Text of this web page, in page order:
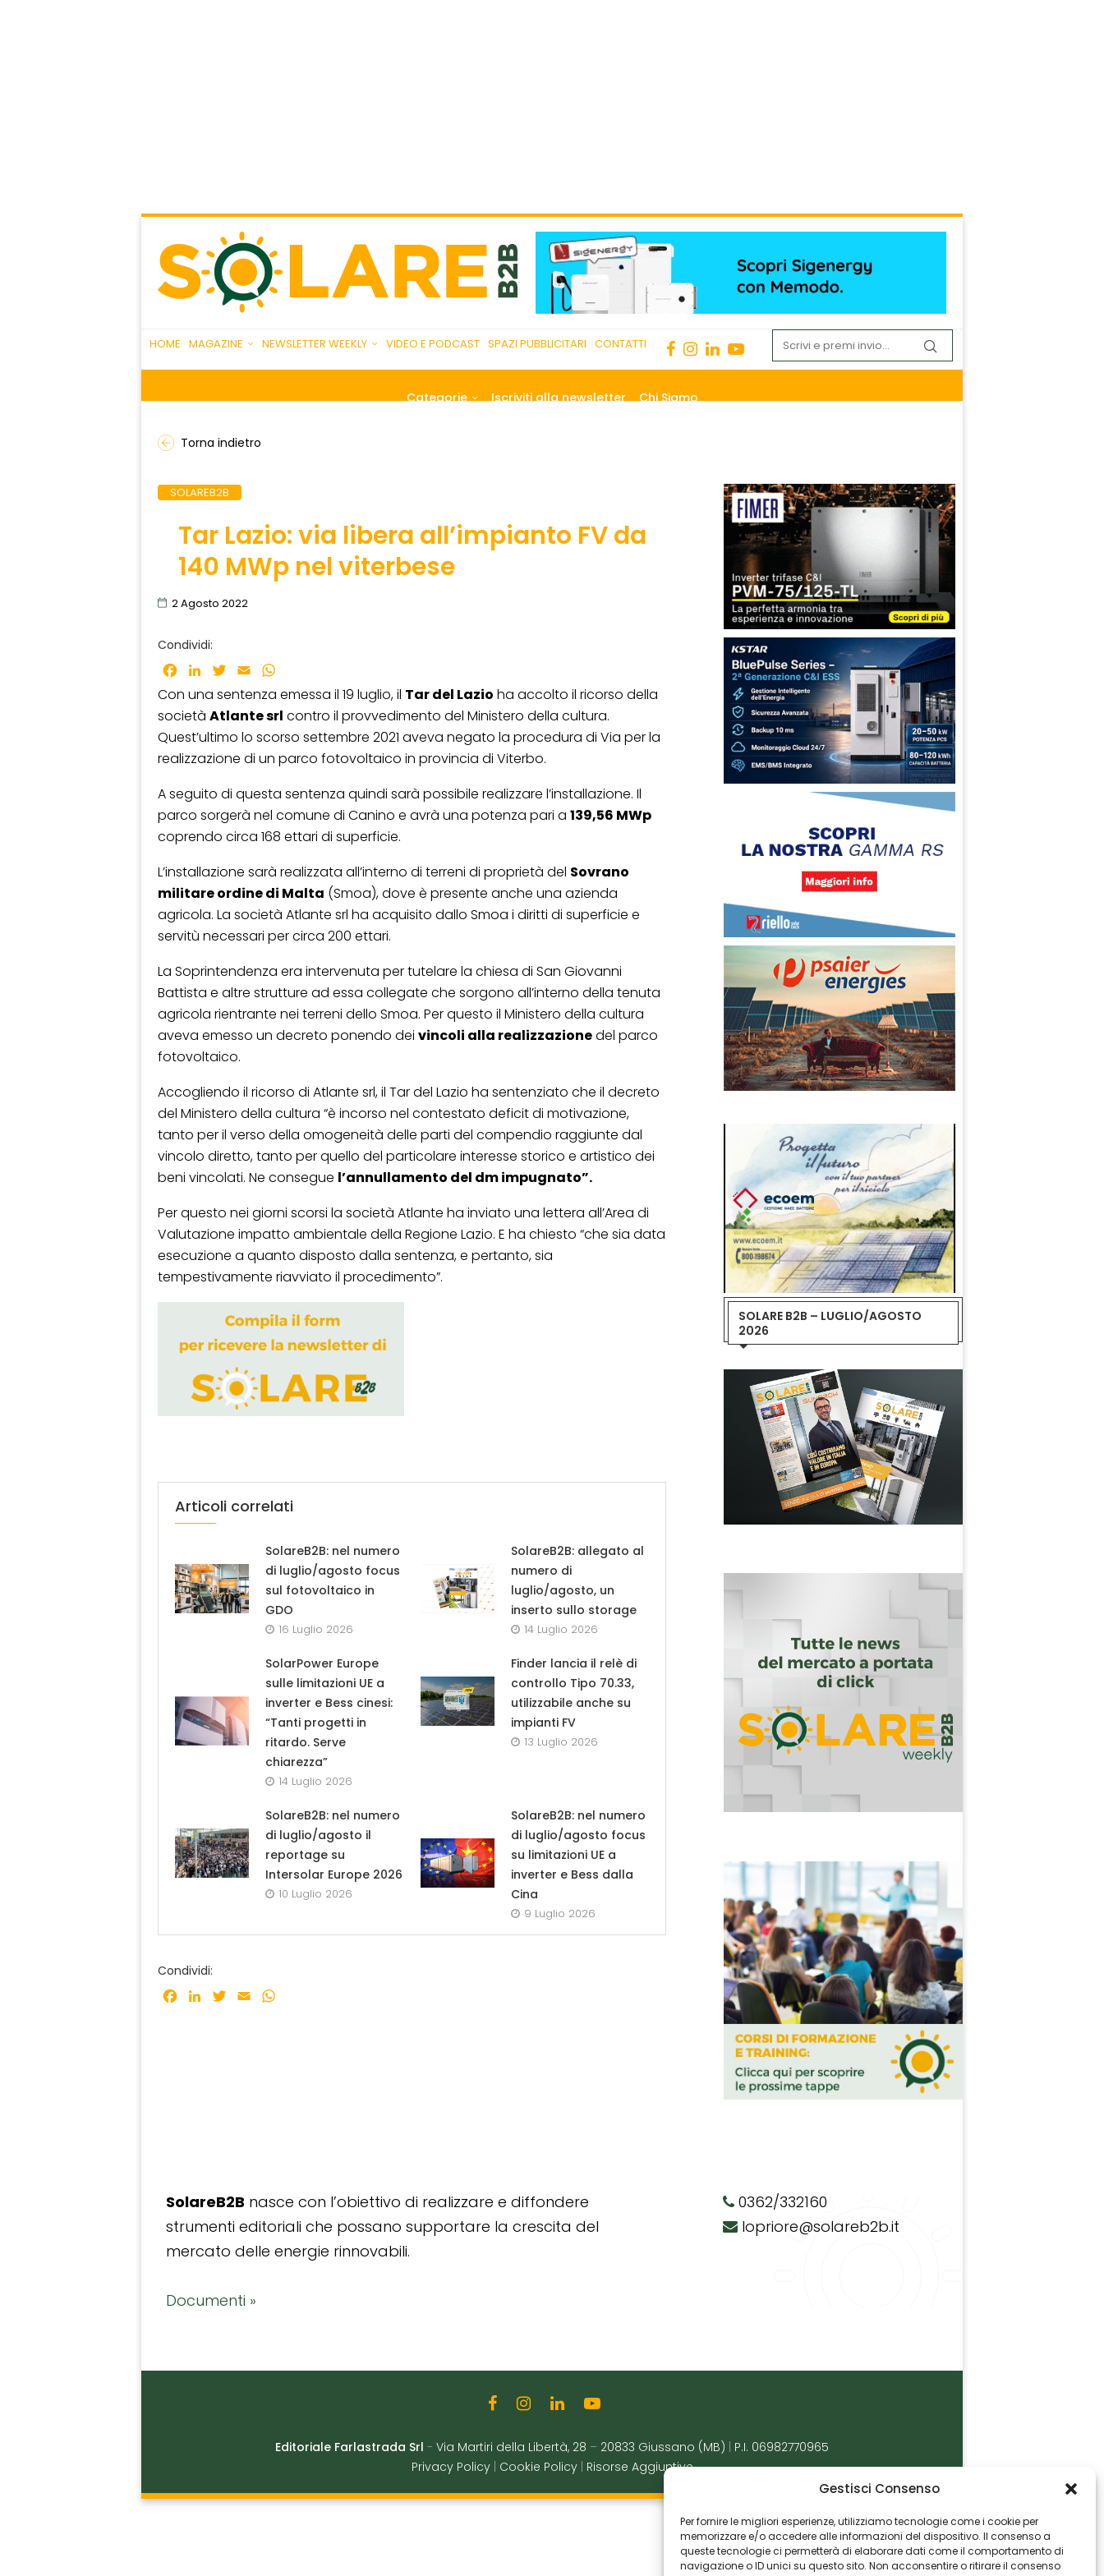
Gestisci Consenso
Per fornire le migliori esperienze, utilizziamo tecnologie come i cookie per
memorizzare e/o accedere alle informazioni del dispositivo. Il consenso a
queste tecnologie ci permetterà di elaborare dati come il comportamento di
navigazione o ID unici su questo sito. Non acconsentire o ritirare il consenso
HOME MAGAZINE NEWSLETTER WEEKLY VIDEO E PODCAST SPAZI PUBBLICITARI CONTATTI
Categorie Iscriviti alla newsletter Chi Siamo
Torna indietro
SOLAREB2B
Tar Lazio: via libera all’impianto FV da
140 MWp nel viterbese
2 Agosto 2022
Condividi:
Facebook
LinkedInTwitter
Email
Con una sentenza emessa il 19 luglio, il Tar del Lazio ha accolto il ricorso della
società Atlante srl contro il provvedimento del Ministero della cultura.
Quest’ultimo lo scorso settembre 2021 aveva negato la procedura di Via per la
realizzazione di un parco fotovoltaico in provincia di Viterbo.
A seguito di questa sentenza quindi sarà possibile realizzare l’installazione. Il
parco sorgerà nel comune di Canino e avrà una potenza pari a 139,56 MWp
coprendo circa 168 ettari di superficie.
L’installazione sarà realizzata all’interno di terreni di proprietà del Sovrano
militare ordine di Malta (Smoa), dove è presente anche una azienda
agricola. La società Atlante srl ha acquisito dallo Smoa i diritti di superficie e
servitù necessari per circa 200 ettari.
La Soprintendenza era intervenuta per tutelare la chiesa di San Giovanni
Battista e altre strutture ad essa collegate che sorgono all’interno della tenuta
agricola rientrante nei terreni dello Smoa. Per questo il Ministero della cultura
aveva emesso un decreto ponendo dei vincoli alla realizzazionedel parco
fotovoltaico.
Accogliendo il ricorso di Atlante srl, il Tar del Lazio ha sentenziato che il decreto
del Ministero della cultura “è incorso nel contestato deficit di motivazione,
tanto per il verso della omogeneità delle parti del compendio raggiunte dal
vincolo diretto, tanto per quello del particolare interesse storico e artistico dei
beni vincolati. Ne consegue l’annullamento del dm impugnato”.
Per questo nei giorni scorsi la società Atlante ha inviato una lettera all’Area di
Valutazione impatto ambientale della Regione Lazio. E ha chiesto “che sia data
esecuzione a quanto disposto dalla sentenza, e pertanto, sia
tempestivamente riavviato il procedimento”.
Articoli correlati
SolareB2B: nel numero
di luglio/agosto focus
sul fotovoltaico in
GDO
16 Luglio 2026
SolareB2B: allegato al
numero di
luglio/agosto, un
inserto sullo storage
14 Luglio 2026
SolarPower Europe
sulle limitazioni UE a
inverter e Bess cinesi:
“Tanti progetti in
ritardo. Serve
chiarezza”
14 Luglio 2026
Finder lancia il relè di
controllo Tipo 70.33,
utilizzabile anche su
impianti FV
13 Luglio 2026
SolareB2B: nel numero
di luglio/agosto il
reportage su
Intersolar Europe 2026
10 Luglio 2026
SolareB2B: nel numero
di luglio/agosto focus
su limitazioni UE a
inverter e Bess dalla
Cina
9 Luglio 2026
Condividi:
Facebook
LinkedInTwitter
Email
SOLARE B2B – LUGLIO/AGOSTO
2026
SolareB2B nasce con l’obiettivo di realizzare e diffondere
strumenti editoriali che possano supportare la crescita del
mercato delle energie rinnovabili.
Documenti »
0362/332160
lopriore@solareb2b.it
Editoriale Farlastrada Srl - Via Martiri della Libertà, 28 – 20833 Giussano (MB)
P.I. 06982770965
Privacy Policy
Cookie Policy Risorse Aggiuntive